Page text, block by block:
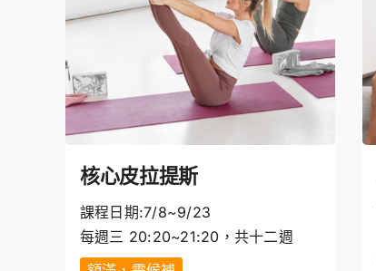
核心皮拉提斯
課程日期:7/8~9/23
每週三 20:20~21:20，共十二週